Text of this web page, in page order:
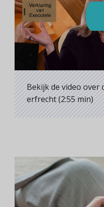
Bekijk de video over
erfrecht (2:55 min)